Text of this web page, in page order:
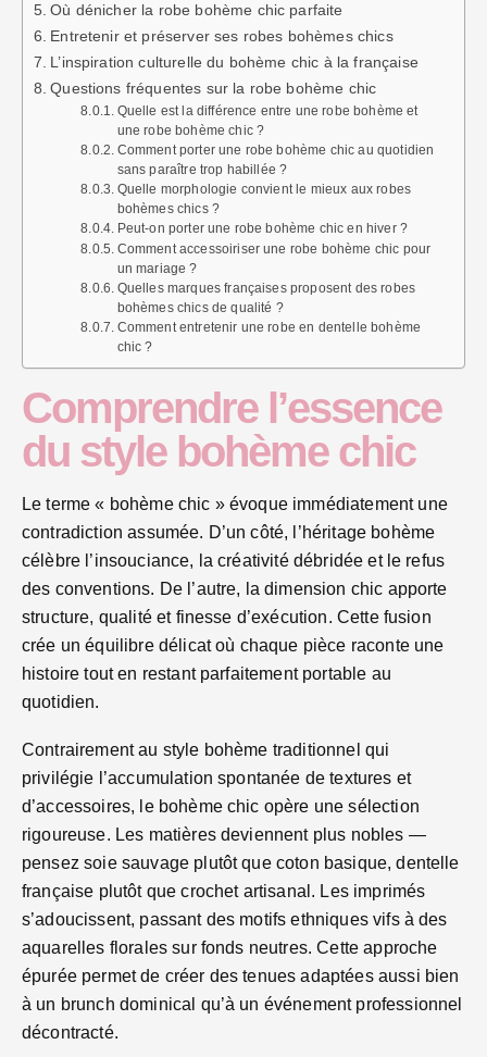
Où dénicher la robe bohème chic parfaite
Entretenir et préserver ses robes bohèmes chics
L’inspiration culturelle du bohème chic à la française
Questions fréquentes sur la robe bohème chic
Quelle est la différence entre une robe bohème et
une robe bohème chic ?
Comment porter une robe bohème chic au quotidien
sans paraître trop habillée ?
Quelle morphologie convient le mieux aux robes
bohèmes chics ?
Peut-on porter une robe bohème chic en hiver ?
Comment accessoiriser une robe bohème chic pour
un mariage ?
Quelles marques françaises proposent des robes
bohèmes chics de qualité ?
Comment entretenir une robe en dentelle bohème
chic ?
Comprendre l’essence
du style bohème chic
Le terme « bohème chic » évoque immédiatement une
contradiction assumée. D’un côté, l’héritage bohème
célèbre l’insouciance, la créativité débridée et le refus
des conventions. De l’autre, la dimension chic apporte
structure, qualité et finesse d’exécution. Cette fusion
crée un équilibre délicat où chaque pièce raconte une
histoire tout en restant parfaitement portable au
quotidien.
Contrairement au style bohème traditionnel qui
privilégie l’accumulation spontanée de textures et
d’accessoires, le bohème chic opère une sélection
rigoureuse. Les matières deviennent plus nobles —
pensez soie sauvage plutôt que coton basique, dentelle
française plutôt que crochet artisanal. Les imprimés
s’adoucissent, passant des motifs ethniques vifs à des
aquarelles florales sur fonds neutres. Cette approche
épurée permet de créer des tenues adaptées aussi bien
à un brunch dominical qu’à un événement professionnel
décontracté.